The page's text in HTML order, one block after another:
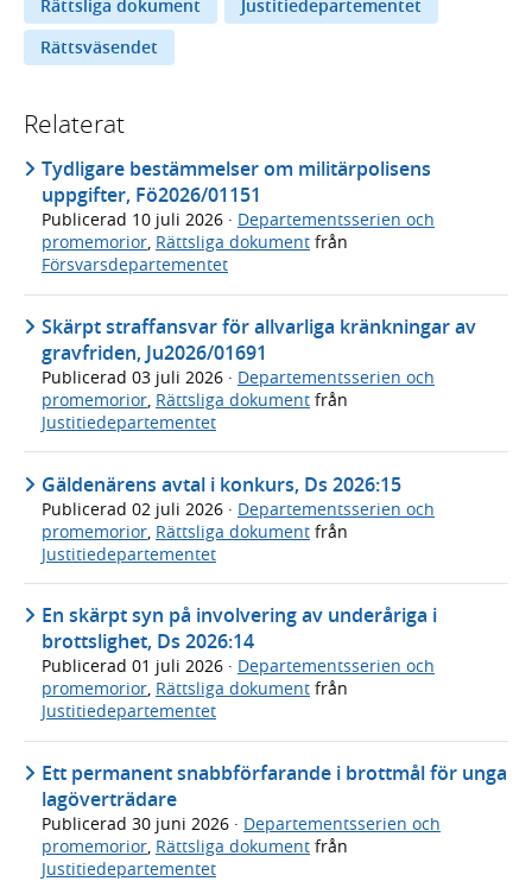
Rättsliga dokument
Justitiedepartementet
Rättsväsendet
Relaterat
Tydligare bestämmelser om militärpolisens
uppgifter, Fö2026/01151
Publicerad 10 juli 2026 · Departementsserien och
promemorior, Rättsliga dokument från
Försvarsdepartementet
Skärpt straffansvar för allvarliga kränkningar av
gravfriden, Ju2026/01691
Publicerad 03 juli 2026 · Departementsserien och
promemorior, Rättsliga dokument från
Justitiedepartementet
Gäldenärens avtal i konkurs, Ds 2026:15
Publicerad 02 juli 2026 · Departementsserien och
promemorior Rättsliga dokument från
Justitiedepartementet
En skärpt syn på involvering av underåriga i
brottslighet, Ds 2026:14
Publicerad 01 juli 2026 · Departementsserien och
promemorior, Rättsliga dokument från
Justitiedepartementet
Ett permanent snabbförfarande i brottmål för unga
lagöverträdare
Publicerad 30 juni 2026 · Departementsserien och
promemorior, Rättsliga dokument från
Justitiedepartementet